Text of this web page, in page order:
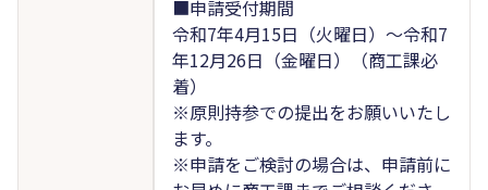
■申請受付期間
令和7年4月15日（火曜日）～令和7
年12月26日（金曜日）（商工課必
着）
※原則持参での提出をお願いいたし
ます。
※申請をご検討の場合は、申請前に